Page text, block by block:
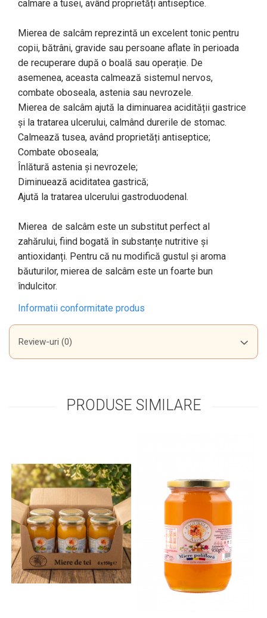
calmare a tusei, având proprietăți antiseptice.
Mierea de salcâm reprezintă un excelent tonic pentru
copii, bătrâni, gravide sau persoane aflate în perioada
de recuperare după o boală sau operație. De
asemenea, aceasta calmează sistemul nervos,
combate oboseala, astenia sau nevrozele.
Mierea de salcâm ajută la diminuarea acidității gastrice
și la tratarea ulcerului, calmând durerile de stomac.
Calmează tusea, având proprietăți antiseptice;
Combate oboseala;
Înlătură astenia și nevrozele;
Diminuează aciditatea gastrică;
Ajută la tratarea ulcerului gastroduodenal.
Mierea de salcâm este un substitut perfect al
zahărului, fiind bogată în substanțe nutritive și
antioxidanți. Pentru că nu modifică gustul și aroma
băuturilor, mierea de salcâm este un foarte bun
îndulcitor.
Informatii conformitate produs
Review-uri (0)
PRODUSE SIMILARE